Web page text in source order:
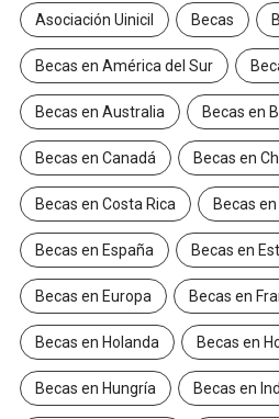
Asociación Uinicil Becas
Becas en América del Sur
Becas en Australia Becas en
Becas en Canadá Becas en
Becas en Costa Rica Becas
Becas en España Becas en
Becas en Europa Becas en
Becas en Holanda Becas en
Becas en Hungría Becas en